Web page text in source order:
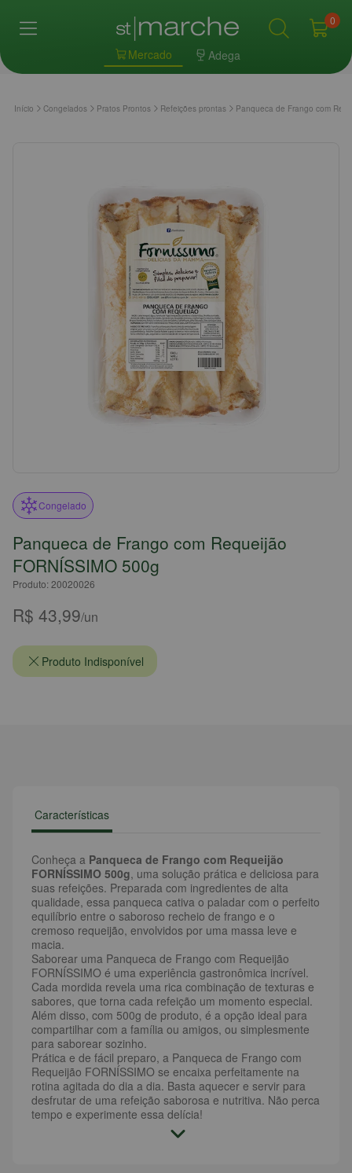
Mercado Adega
0
Início Congelados Pratos Prontos Refeições prontas Panqueca de Frango com
Congelado
Panqueca de Frango com Requeijão
FORNÍSSIMO 500g
Produto: 20020026
R$ 43,99/un
Produto Indisponível
Características
Conheça a Panqueca de Frango com Requeijão
FORNÍSSIMO 500g, uma solução prática e deliciosa para
suas refeições. Preparada com ingredientes de alta
qualidade, essa panqueca cativa o paladar com o perfeito
equilíbrio entre o saboroso recheio de frango e o
cremoso requeijão, envolvidos por uma massa leve e
macia.
Saborear uma Panqueca de Frango com Requeijão
FORNÍSSIMO é uma experiência gastronômica incrível.
Cada mordida revela uma rica combinação de texturas e
sabores, que torna cada refeição um momento especial.
Além disso, com 500g de produto, é a opção ideal para
compartilhar com a família ou amigos, ou simplesmente
para saborear sozinho.
Prática e de fácil preparo, a Panqueca de Frango com
Requeijão FORNÍSSIMO se encaixa perfeitamente na
rotina agitada do dia a dia. Basta aquecer e servir para
desfrutar de uma refeição saborosa e nutritiva. Não perca
tempo e experimente essa delícia!